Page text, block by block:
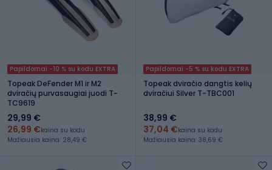
Papildomai -10 % su kodu EXTRA
Topeak DeFender M1 ir M2
dviračių purvasaugiai juodi T-
TC9619
29,99 €
26,99 €kaina su kodu
Mažiausia kaina: 28,49 €
Papildomai -5 % su kodu EXTRA
Topeak dviračio dangtis kelių
dviračiui Silver T-TBC001
38,99 €
37,04 €kaina su kodu
Mažiausia kaina: 38,69 €